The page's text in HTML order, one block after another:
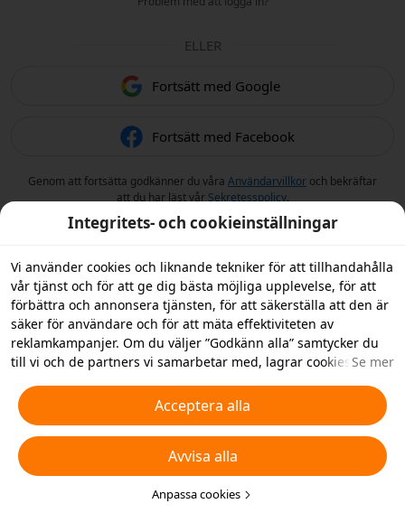
ELLER
Fortsätt med Google
Fortsätt med Facebook
Genom att fortsätta godkänner du våra Användarvillkor och bekräftar
att du har läst vår Sekretesspolicy.
Integritets- och cookieinställningar
Vi använder cookies och liknande tekniker för att tillhandahålla
vår tjänst och för att ge dig bästa möjliga upplevelse, för att
förbättra och annonsera tjänsten, för att säkerställa att den är
säker för användare och för att mäta effektiviteten av
reklamkampanjer. Om du väljer ”Godkänn alla” samtycker du
till vi och de partners vi samarbetar med, lagrar cookies och
”Avvisa alla” icke-nödvändiga cookies och du kan välja vilka
typer av cookies du vill acceptera eller inaktivera genom att
klicka på ”Anpassa cookies” nedan, eller när som helst ändra
detta i dina sekretessinställningar. Vi samlar inte in cookies för
spårningsändamål i iOS-appen. För mer information, se vår
cookies och liknande tekniker.
Se mer
Acceptera alla
Avvisa alla
Anpassa cookies